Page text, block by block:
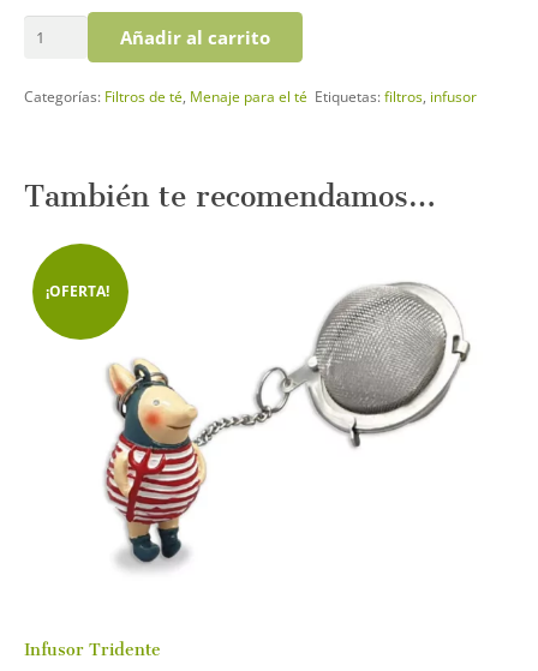
Añadir al carrito
Categorías: Filtros de té, Menaje para el té Etiquetas:filtros infusor
También te recomendamos…
¡OFERTA!
Infusor Tridente